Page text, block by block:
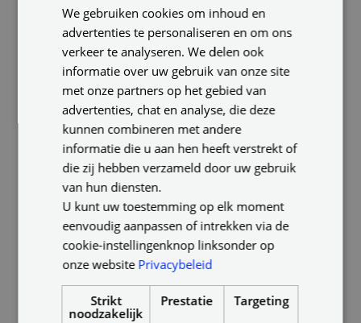
2. Meer focus en energie –
efficiëntere werknemers
Een natuurlijk lichtritme dankzij HCL zorgt niet
ook deefficiëntie van het werk
. Met het juiste licht
We gebruiken cookies om inhoud en
advertenties te personaliseren en om ons
verkeer te analyseren. We delen ook
informatie over uw gebruik van onze site
met onze partners op het gebied van
advertenties, chat en analyse, die deze
kunnen combineren met andere
informatie die u aan hen heeft verstrekt of
die zij hebben verzameld door uw gebruik
van hun diensten.
U kunt uw toestemming op elk moment
eenvoudig aanpassen of intrekken via de
cookie-instellingenknop linksonder op
onze website Privacybeleid
Strikt
noodzakelijk
Prestatie Targeting